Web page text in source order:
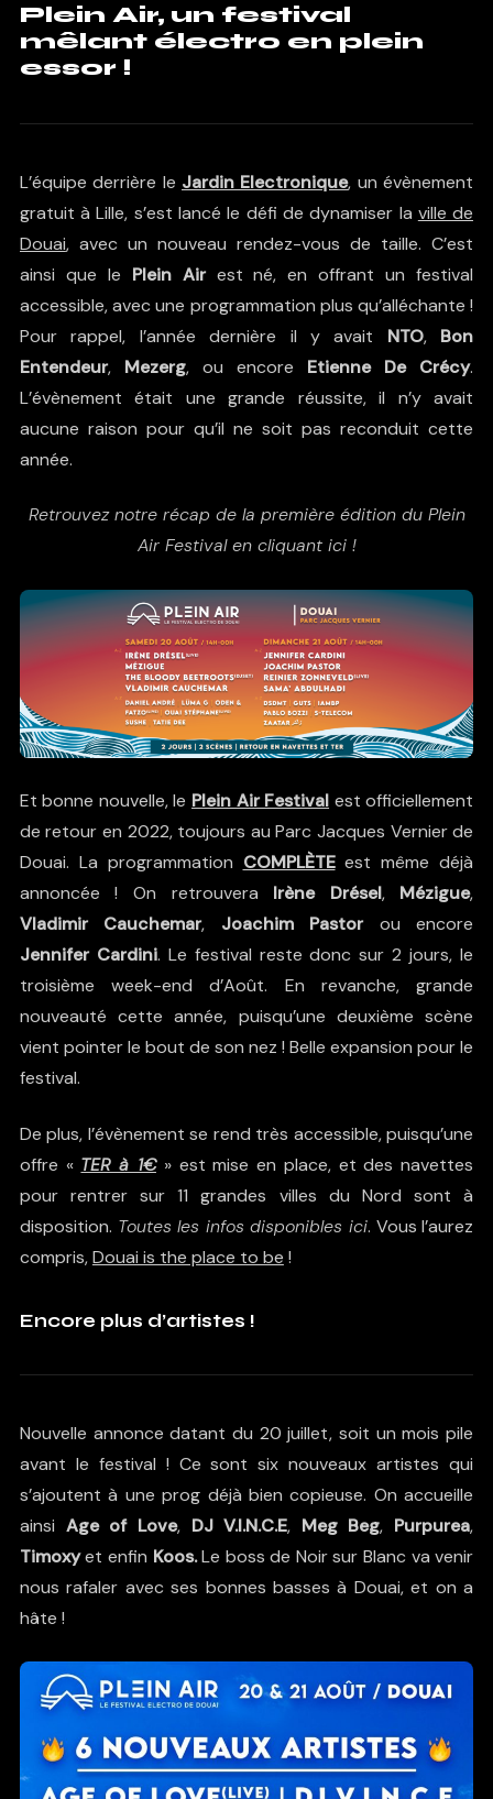
Plein Air, un festival
mêlant électro en plein
essor !
L’équipe derrière le Jardin Electronique, un évènement
gratuit à Lille, s’est lancé le défi de dynamiser la ville de
Douai, avec un nouveau rendez-vous de taille. C’est
ainsi que le Plein Airest né, en offrant un festival
accessible, avec une programmation plus qu’alléchante !
Pour rappel, l’année dernière il y avait NTO, Bon
Entendeur, Mezerg, ou encore Etienne De Crécy.
L’évènement était une grande réussite, il n’y avait
aucune raison pour qu’il ne soit pas reconduit cette
année.
Retrouvez notre récap de la première édition du Plein
Air Festival en cliquant ici !
Et bonne nouvelle, le Plein Air Festival est officiellement
de retour en 2022, toujours au Parc Jacques Vernier de
Douai. La programmation COMPLÈTEest même déjà
annoncée ! On retrouvera Irène Drésel, Mézigue,
Vladimir Cauchemar, Joachim Pastorou encore
Jennifer Cardini. Le festival reste donc sur 2 jours, le
troisième week-end d’Août. En revanche, grande
nouveauté cette année, puisqu’une deuxième scène
vient pointer le bout de son nez ! Belle expansion pour le
festival.
De plus, l’évènement se rend très accessible, puisqu’une
offre « TER à 1€» est mise en place, et des navettes
pour rentrer sur 11 grandes villes du Nord sont à
disposition. Toutes les infos disponibles ici. Vous l’aurez
compris,Douai is the place to be !
Encore plus d’artistes !
Nouvelle annonce datant du 20 juillet, soit un mois pile
avant le festival ! Ce sont six nouveaux artistes qui
s’ajoutent à une prog déjà bien copieuse. On accueille
ainsi Age of Love, DJ V.I.N.C.E, Meg Beg, Purpurea,
Timoxyet enfin Koos.Le boss de Noir sur Blanc va venir
nous rafaler avec ses bonnes basses à Douai, et on a
hâte !